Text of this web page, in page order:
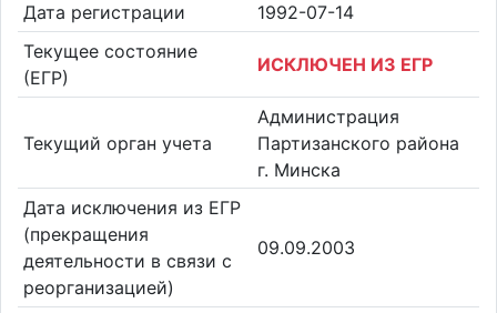
Дата регистрации
1992-07-14
Текущее состояние
(ЕГР)
ИСКЛЮЧЕН ИЗ ЕГР
Текущий орган учета
Администрация
Партизанского района
г. Минска
Дата исключения из ЕГР
(прекращения
деятельности в связи с
реорганизацией)
09.09.2003